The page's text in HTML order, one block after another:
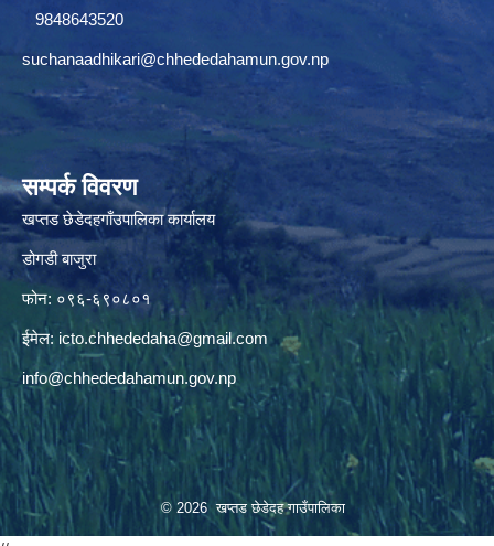
9848643520
suchanaadhikari@chhededahamun.gov.np
सम्पर्क विवरण
खप्तड छेडेदहगाँउपालिका कार्यालय
डोगडी बाजुरा
फोन: ०९६-६९०८०१
ईमेल: icto.chhededaha@gmail.com
info@chhededahamun.gov.np
© 2026 खप्तड छेडेदह गाउँपालिका